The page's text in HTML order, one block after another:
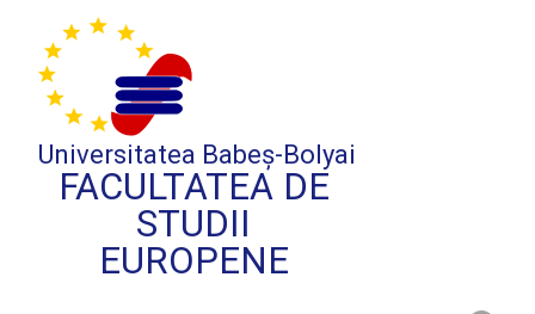
Universitatea Babeș-Bolyai
FACULTATEA DE
STUDII
EUROPENE